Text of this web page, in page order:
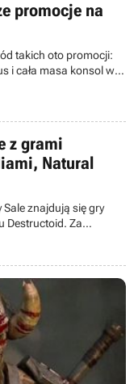
promocje na
takich oto promocji:
i cała masa konsol w
z grami
Natural
znajdują się gry
Destructoid. Za
Miami, Natural
też Little Inferno.